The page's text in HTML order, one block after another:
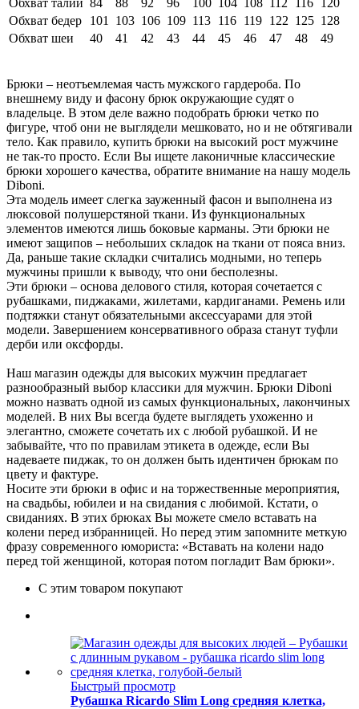
Обхват бедер
101 103 106 109 113 116 119 122 125 128
Обхват шеи
40 41 42 43 44 45 46 47 48 49
Брюки – неотъемлемая часть мужского гардероба. По
внешнему виду и фасону брюк окружающие судят о
владельце. В этом деле важно подобрать брюки четко по
фигуре, чтоб они не выглядели мешковато, но и не обтягивали
тело. Как правило, купить брюки на высокий рост мужчине
не так-то просто. Если Вы ищете лаконичные классические
брюки хорошего качества, обратите внимание на нашу модель
Diboni.
Эта модель имеет слегка зауженный фасон и выполнена из
люксовой полушерстяной ткани. Из функциональных
элементов имеются лишь боковые карманы. Эти брюки не
имеют защипов – небольших складок на ткани от пояса вниз.
Да, раньше такие складки считались модными, но теперь
мужчины пришли к выводу, что они бесполезны.
Эти брюки – основа делового стиля, которая сочетается с
рубашками, пиджаками, жилетами, кардиганами. Ремень или
подтяжки станут обязательными аксессуарами для этой
модели. Завершением консервативного образа станут туфли
дерби или оксфорды.
Наш магазин одежды для высоких мужчин предлагает
разнообразный выбор классики для мужчин. Брюки Diboni
можно назвать одной из самых функциональных, лакончиных
моделей. В них Вы всегда будете выглядеть ухоженно и
элегантно, сможете сочетать их с любой рубашкой. И не
забывайте, что по правилам этикета в одежде, если Вы
надеваете пиджак, то он должен быть идентичен брюкам по
цвету и фактуре.
Носите эти брюки в офис и на торжественные мероприятия,
на свадьбы, юбилеи и на свидания с любимой. Кстати, о
свиданиях. В этих брюках Вы можете смело вставать на
колени перед избранницей. Но перед этим запомните меткую
фразу современного юмориста: «Вставать на колени надо
перед той женщиной, которая потом погладит Вам брюки».
С этим товаром покупают
Быстрый просмотр
Рубашка Ricardo Slim Long средняя клетка,